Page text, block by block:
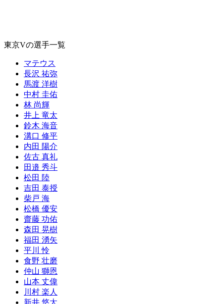
東京Vの選手一覧
マテウス
長沢 祐弥
馬渡 洋樹
中村 圭佑
林 尚輝
井上 竜太
鈴木 海音
溝口 修平
内田 陽介
佐古 真礼
田邉 秀斗
松田 陸
吉田 泰授
柴戸 海
松橋 優安
齋藤 功佑
森田 晃樹
福田 湧矢
平川 怜
食野 壮磨
仲山 獅恩
山本 丈偉
川村 楽人
新井 悠太